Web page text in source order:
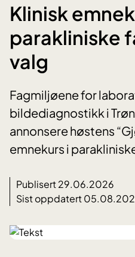
Klinisk
parakliniske
valg
Fagmiljøene for
bildediagnostikk i
annonsere høstens
emnekurs i
Publisert 29.06.2026
Sist oppdatert